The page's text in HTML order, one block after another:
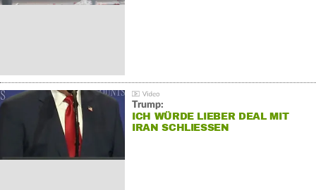
Trump:
ICH WÜRDE LIEBER DEAL MIT
IRAN SCHLIESSEN